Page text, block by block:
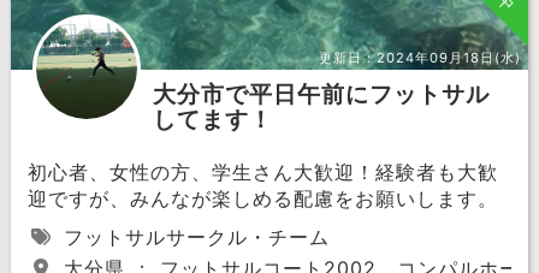
更新日：2024年09月18日(水)
大分市で平日午前にフットサル
してます！
初心者、女性の方、学生さん大歓迎！経験者も大歓
迎ですが、みんなが楽しめる配慮をお願いします。
フットサルサークル・チーム
大分県 ： フットサルコート2002、コンパルホール